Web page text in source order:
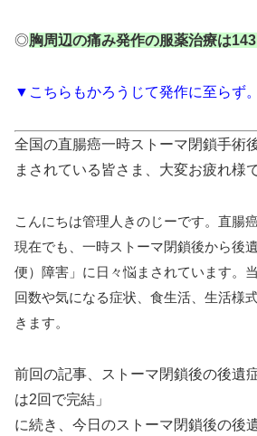
◎胸周辺の痛み発作の服薬治療は143
▼こちらもかろうじて発作に至らず。
全国の直腸癌一時ストーマ閉鎖手術
まされている皆さま、大変お疲れ様
こんにちは管理人きのじーです。直腸
現在でも、一時ストーマ閉鎖後から後
便）障害」に日々悩まされています。
回数や気になる症状、食生活、生活様
きます。
前回の記事、ストーマ閉鎖後の後遺
は2回で完結」
に続き、今日のストーマ閉鎖後の後